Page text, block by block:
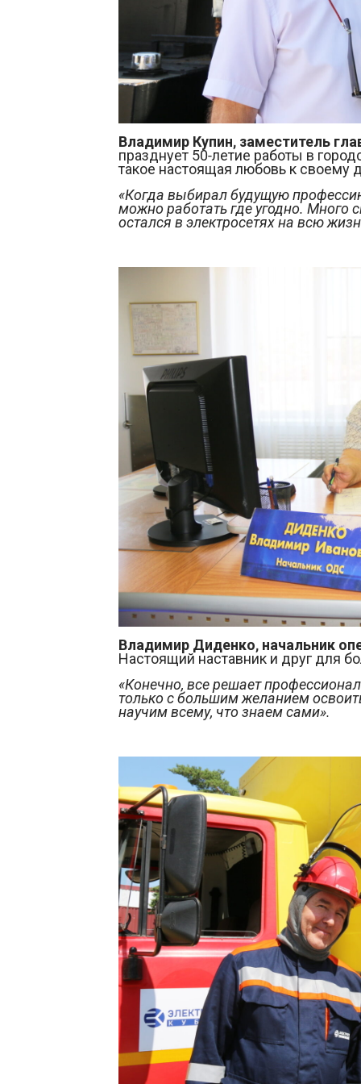
Владимир Купин, заместитель
празднует 50-летие работы в
такое настоящая любовь к своему
«Когда выбирал будущую
можно работать где угодно. Много
остался в электросетях на всю
Владимир Диденко, начальник
Настоящий наставник и друг для
«Конечно, все решает
только с большим желанием
научим всему, что знаем сами».